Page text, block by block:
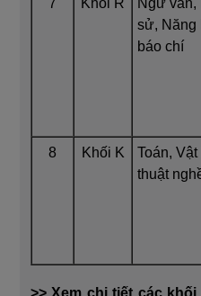
sử, Năng
báo chí
8 Khối K
Toán,
thuật